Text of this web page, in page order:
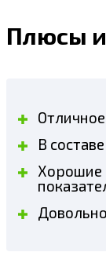
Плюсы
В
Хорошие